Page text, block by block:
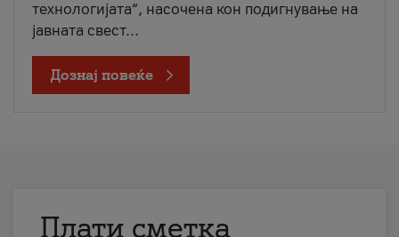
технологијата“, насочена кон подигнување на
јавната свест...
Дознај повеќе
Плати сметка